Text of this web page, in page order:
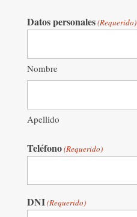
Datos personales(Requerido)
Nombre
Apellido
Teléfono(Requerido)
DNI(Requerido)